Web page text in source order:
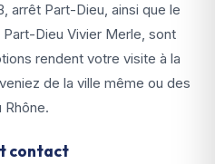
arrêt Part-Dieu, ainsi que le
Dieu Vivier Merle, sont
rendent votre visite à la
de la ville même ou des
contact